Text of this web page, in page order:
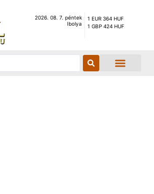
2026. 08. 7. péntek
Ibolya
1 EUR 364 HUF
1 GBP 424 HUF